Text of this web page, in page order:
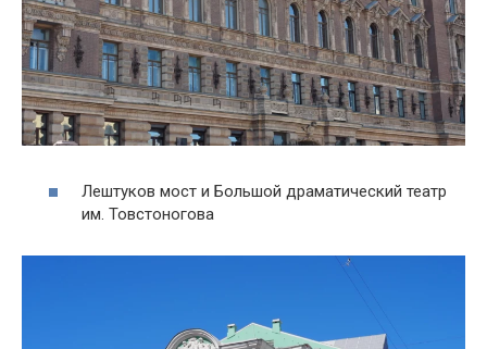
Лештуков мост и Большой драматический театр
им. Товстоногова